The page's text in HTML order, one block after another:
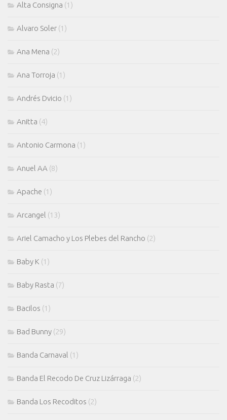
Alta Consigna (1)
Alvaro Soler (1)
Ana Mena (2)
Ana Torroja (1)
Andrés Dvicio (1)
Anitta (4)
Antonio Carmona (1)
Anuel AA (8)
Apache (1)
Arcangel (13)
Ariel Camacho y Los Plebes del Rancho (2)
Baby K (1)
Baby Rasta (7)
Bacilos (1)
Bad Bunny (29)
Banda Carnaval (1)
Banda El Recodo De Cruz Lizárraga (2)
Banda Los Recoditos (2)